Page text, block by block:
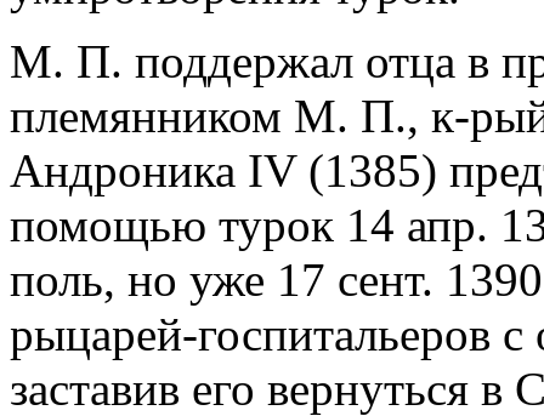
М. П. поддержал отца в
племянником М. П., к-рый
Андроника IV (1385)
помощью турок 14 апр.
поль, но уже 17 сент.
рыцарей-госпитальеров
заставив его вернуться